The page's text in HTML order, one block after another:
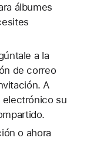
álbumes
a la
de correo
A
su
o ahora